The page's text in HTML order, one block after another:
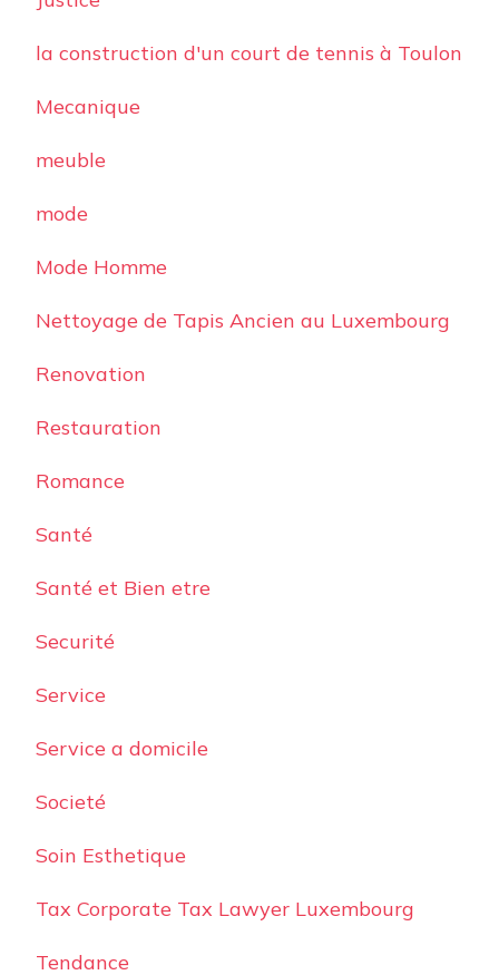
la construction d'un court de tennis à Toulon
Mecanique
meuble
mode
Mode Homme
Nettoyage de Tapis Ancien au Luxembourg
Renovation
Restauration
Romance
Santé
Santé et Bien etre
Securité
Service
Service a domicile
Societé
Soin Esthetique
Tax Corporate Tax Lawyer Luxembourg
Tendance